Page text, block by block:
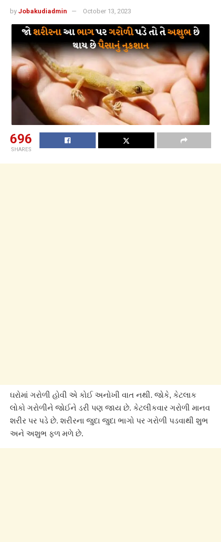
by Jobakudiadmin October 13, 2023
696
SHARES
ઘરોમાં ગરોળી હોવી એ કોઈ અનોખી વાત નથી. જોકે, કેટલાક
લોકો ગરોળીને જોઈને ડરી પણ જાય છે. કેટલીકવાર ગરોળી માનવ
શરીર પર પડે છે. શરીરના જુદા જુદા ભાગો પર ગરોળી પડવાથી શુભ
અને અશુભ ફળ મળે છે.